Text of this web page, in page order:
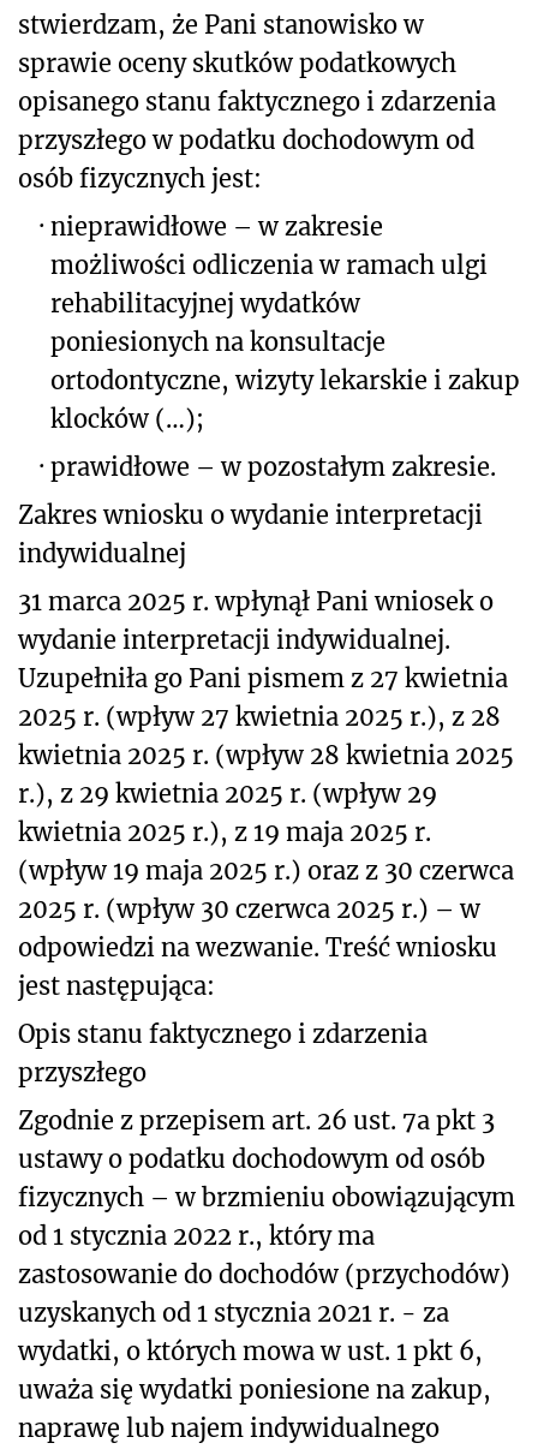
stwierdzam, że Pani stanowisko w
sprawie oceny skutków podatkowych
opisanego stanu faktycznego i zdarzenia
przyszłego w podatku dochodowym od
osób fizycznych jest:
· nieprawidłowe – w zakresie
możliwości odliczenia w ramach ulgi
rehabilitacyjnej wydatków
poniesionych na konsultacje
ortodontyczne, wizyty lekarskie i zakup
klocków (…);
· prawidłowe – w pozostałym zakresie.
Zakres wniosku o wydanie interpretacji
indywidualnej
31 marca 2025 r. wpłynął Pani wniosek o
wydanie interpretacji indywidualnej.
Uzupełniła go Pani pismem z 27 kwietnia
2025 r. (wpływ 27 kwietnia 2025 r.), z 28
kwietnia 2025 r. (wpływ 28 kwietnia 2025
r.), z 29 kwietnia 2025 r. (wpływ 29
kwietnia 2025 r.), z 19 maja 2025 r.
(wpływ 19 maja 2025 r.) oraz z 30 czerwca
2025 r. (wpływ 30 czerwca 2025 r.) – w
odpowiedzi na wezwanie. Treść wniosku
jest następująca:
Opis stanu faktycznego i zdarzenia
przyszłego
Zgodnie z przepisem art. 26 ust. 7a pkt 3
ustawy o podatku dochodowym od osób
fizycznych – w brzmieniu obowiązującym
od 1 stycznia 2022 r., który ma
zastosowanie do dochodów (przychodów)
uzyskanych od 1 stycznia 2021 r. - za
wydatki, o których mowa w ust. 1 pkt 6,
uważa się wydatki poniesione na zakup,
naprawę lub najem indywidualnego